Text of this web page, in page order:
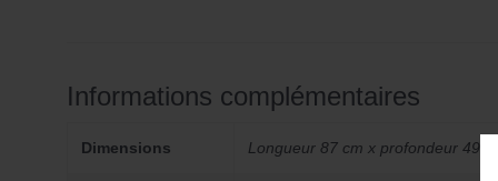
Informations complémentaires
Dimensions Longueur 87 cm x profondeur 49